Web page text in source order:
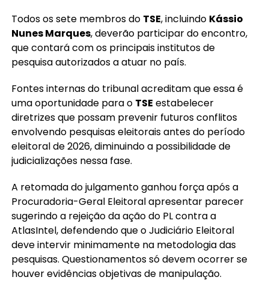
Todos os sete membros do TSE, incluindo Kássio
Nunes Marques, deverão participar do encontro,
que contará com os principais institutos de
pesquisa autorizados a atuar no país.
Fontes internas do tribunal acreditam que essa é
uma oportunidade para o TSE estabelecer
diretrizes que possam prevenir futuros conflitos
envolvendo pesquisas eleitorais antes do período
eleitoral de 2026, diminuindo a possibilidade de
judicializações nessa fase.
A retomada do julgamento ganhou força após a
Procuradoria-Geral Eleitoral apresentar parecer
sugerindo a rejeição da ação do PL contra a
AtlasIntel, defendendo que o Judiciário Eleitoral
deve intervir minimamente na metodologia das
pesquisas. Questionamentos só devem ocorrer se
houver evidências objetivas de manipulação.